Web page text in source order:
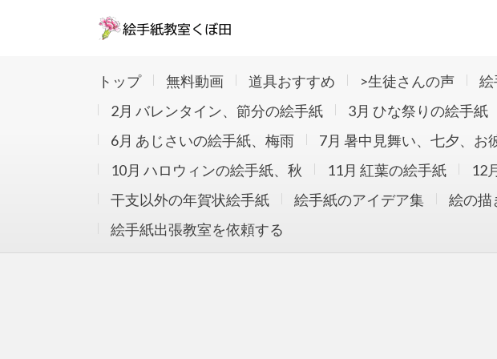
32000人が参加。約79800枚の絵手紙を描かれました。手ぶらで参加
トップ 無料動画 道具おすすめ >生徒さんの声 絵
2月 バレンタイン、節分の絵手紙
3月 ひな祭りの絵手紙
6月 あじさいの絵手紙、梅雨
7月 暑中見舞い、七夕、お
10月 ハロウィンの絵手紙、秋
11月 紅葉の絵手紙 12
干支以外の年賀状絵手紙
絵手紙のアイデア集 絵の描
絵手紙出張教室を依頼する